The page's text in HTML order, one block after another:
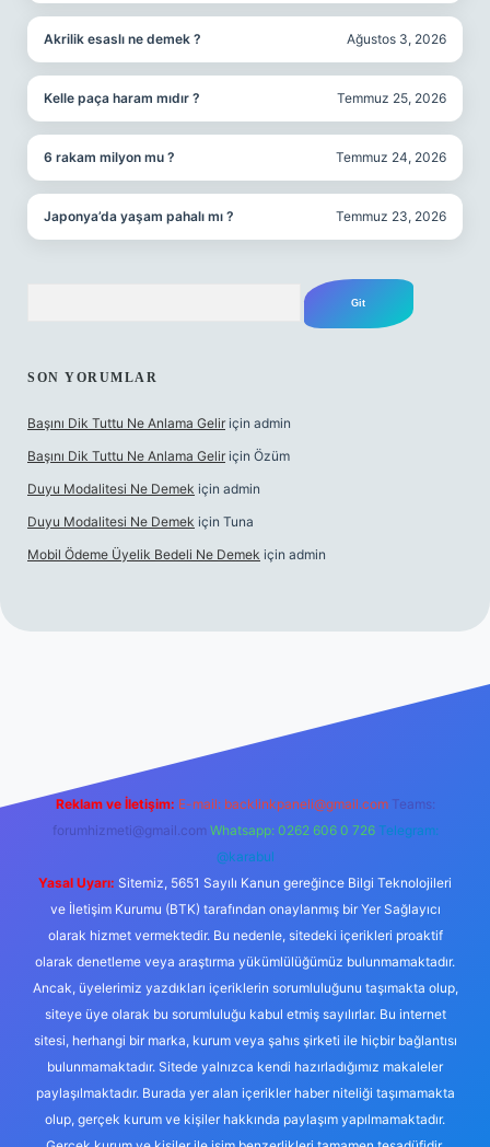
Akrilik esaslı ne demek ? Ağustos 3, 2026
Kelle paça haram mıdır ? Temmuz 25, 2026
6 rakam milyon mu ? Temmuz 24, 2026
Japonya’da yaşam pahalı mı ? Temmuz 23, 2026
SON YORUMLAR
Başını Dik Tuttu Ne Anlama Gelir için admin
Başını Dik Tuttu Ne Anlama Gelir için Özüm
Duyu Modalitesi Ne Demek için admin
Duyu Modalitesi Ne Demek için Tuna
Mobil Ödeme Üyelik Bedeli Ne Demek için admin
Reklam ve İletişim: E-mail: backlinkpaneli@gmail.com Teams:
forumhizmeti@gmail.com Whatsapp: 0262 606 0 726 Telegram:
@karabul
Yasal Uyarı: Sitemiz, 5651 Sayılı Kanun gereğince Bilgi Teknolojileri
ve İletişim Kurumu (BTK) tarafından onaylanmış bir Yer Sağlayıcı
olarak hizmet vermektedir. Bu nedenle, sitedeki içerikleri proaktif
olarak denetleme veya araştırma yükümlülüğümüz bulunmamaktadır.
Ancak, üyelerimiz yazdıkları içeriklerin sorumluluğunu taşımakta olup,
siteye üye olarak bu sorumluluğu kabul etmiş sayılırlar. Bu internet
sitesi, herhangi bir marka, kurum veya şahıs şirketi ile hiçbir bağlantısı
bulunmamaktadır. Sitede yalnızca kendi hazırladığımız makaleler
paylaşılmaktadır. Burada yer alan içerikler haber niteliği taşımamakta
olup, gerçek kurum ve kişiler hakkında paylaşım yapılmamaktadır.